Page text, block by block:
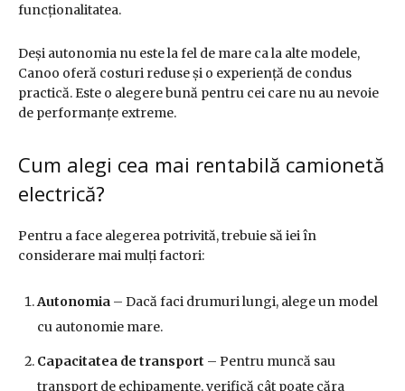
funcționalitatea.
Deși autonomia nu este la fel de mare ca la alte modele,
Canoo oferă costuri reduse și o experiență de condus
practică. Este o alegere bună pentru cei care nu au nevoie
de performanțe extreme.
Cum alegi cea mai rentabilă camionetă
electrică?
Pentru a face alegerea potrivită, trebuie să iei în
considerare mai mulți factori:
Autonomia – Dacă faci drumuri lungi, alege un model
cu autonomie mare.
Capacitatea de transport – Pentru muncă sau
transport de echipamente, verifică cât poate căra